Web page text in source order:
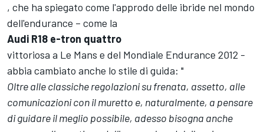
, che ha spiegato come l'approdo delle ibride nel mondo
dell'endurance – come la
Audi R18 e-tron quattro
vittoriosa a Le Mans e del Mondiale Endurance 2012 -
abbia cambiato anche lo stile di guida: "
Oltre alle classiche regolazioni su frenata, assetto, alle
comunicazioni con il muretto e, naturalmente, a pensare
di guidare il meglio possibile, adesso bisogna anche